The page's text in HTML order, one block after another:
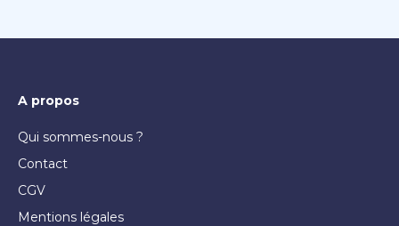
A propos
Qui sommes-nous ?
Contact
CGV
Mentions légales